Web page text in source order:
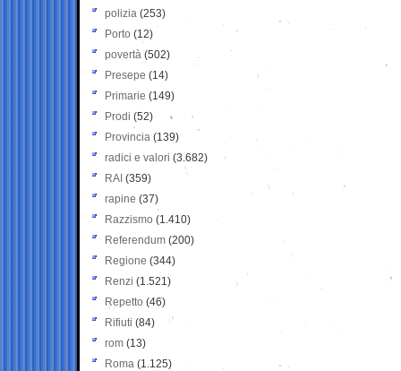
polizia (253)
Porto (12)
povertà (502)
Presepe (14)
Primarie (149)
Prodi (52)
Provincia (139)
radici e valori (3.682)
RAI (359)
rapine (37)
Razzismo (1.410)
Referendum (200)
Regione (344)
Renzi (1.521)
Repetto (46)
Rifiuti (84)
rom (13)
Roma (1.125)